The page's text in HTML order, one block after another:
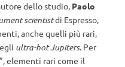
dello studio, Paolo
scientistdi Espresso,
anche quelli più rari,
ultra-hot Jupiters. Per
elementi rari come il